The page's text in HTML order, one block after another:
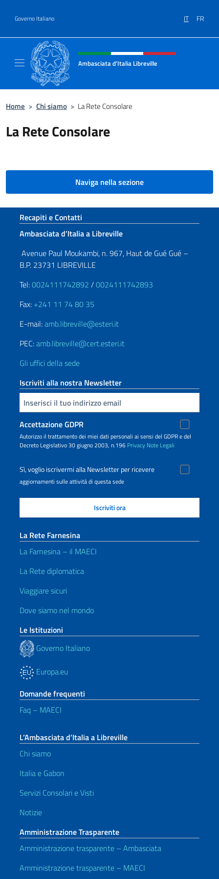
Governo Italiano IT FR
Intestazione sito, social e menù
Ambasciata d'Italia Libreville
Home > Chi siamo > La Rete Consolare
La Rete Consolare
Naviga nella sezione
Sezione footer
Recapiti e Contatti
Ambasciata d’Italia a Libreville
Avenue Paul Moukambi, n. 967, Haut de Gué Gué –
B.P. 23731 LIBREVILLE
Tel:0024111742892 /0024111742893
Fax: +241 11 74 80 35
E-mail:amb.libreville@esteri.it
PEC:amb.libreville@cert.esteri.it
Gli uffici della sede
Iscriviti alla nostra Newsletter
Inserisci la tua email
Accettazione GDPR
Autorizzo il trattamento dei miei dati personali ai sensi del GDPR e del
Decreto Legislativo 30 giugno 2003, n.196 Privacy Note Legali
Sì, voglio iscrivermi alla Newsletter per ricevere
aggiornamenti sulle attività di questa sede
La Rete Farnesina
La Farnesina – il MAECI
La Rete diplomatica
Viaggiare sicuri
Dove siamo nel mondo
Le Istituzioni
Governo Italiano
Europa.eu
Domande frequenti
Faq – MAECI
L’Ambasciata d’Italia a Libreville
Chi siamo
Italia e Gabon
Servizi Consolari e Visti
Notizie
Amministrazione Trasparente
Amministrazione trasparente – Ambasciata
Amministrazione trasparente – MAECI